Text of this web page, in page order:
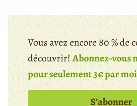
Vous avez encore 80 % de
découvrir!Abonnez-vous
pour seulement 3€ par
S’abonner